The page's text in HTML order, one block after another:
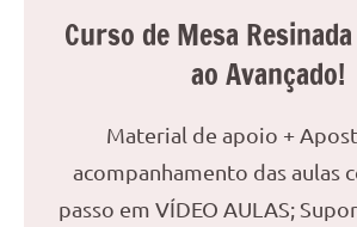
lugares,
Curso de Mesa
ao Avançado!
Material de apoio +
acompanhamento das aulas
passo em VÍDEO AULAS;